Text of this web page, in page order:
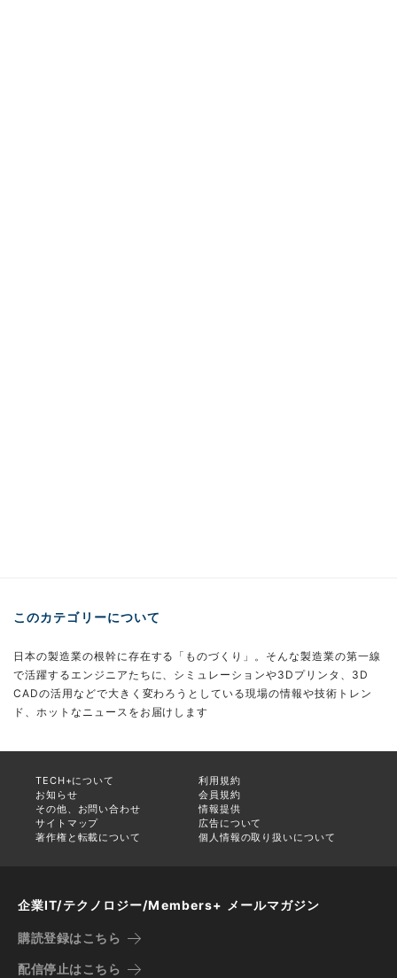
このカテゴリーについて
日本の製造業の根幹に存在する「ものづくり」。そんな製造業の第一線
で活躍するエンジニアたちに、シミュレーションや3Dプリンタ、3D
CADの活用などで大きく変わろうとしている現場の情報や技術トレン
ド、ホットなニュースをお届けします
TECH+について
利用規約
お知らせ
会員規約
その他、お問い合わせ
情報提供
サイトマップ
広告について
著作権と転載について
個人情報の取り扱いについて
企業IT/テクノロジー/Members+ メールマガジン
購読登録はこちら
配信停止はこちら